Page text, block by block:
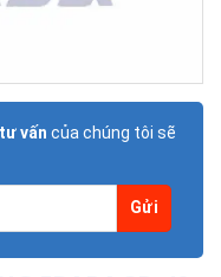
vấn của chúng tôi sẽ